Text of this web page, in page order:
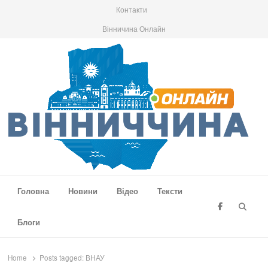
Контакти
Вінничина Онлайн
Головна
Новини Відео Тексти
Блоги
Home Posts tagged: ВНАУ